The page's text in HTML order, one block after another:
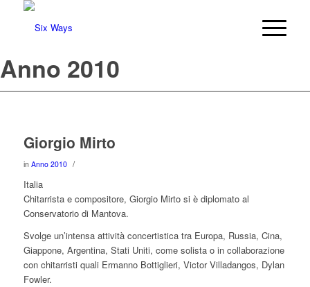
Anno 2010
Giorgio Mirto
in Anno 2010 /
Italia
Chitarrista e compositore, Giorgio Mirto si è diplomato al
Conservatorio di Mantova.
Svolge un’intensa attività concertistica tra Europa, Russia, Cina,
Giappone, Argentina, Stati Uniti, come solista o in collaborazione
con chitarristi quali Ermanno Bottiglieri, Victor Villadangos, Dylan
Fowler.